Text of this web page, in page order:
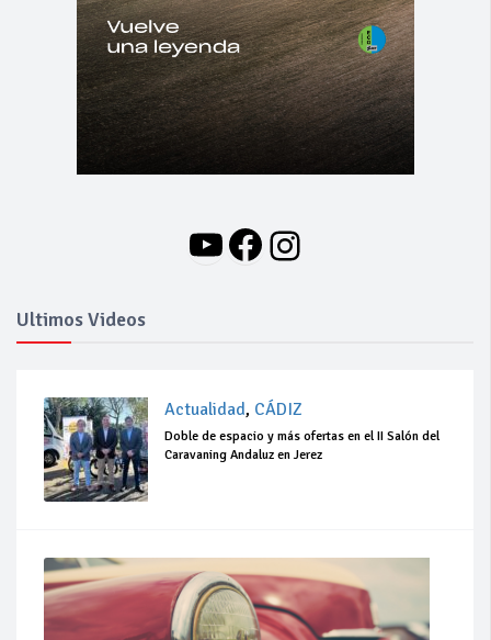
YouTube
Facebook
Instagram
Ultimos Videos
Actualidad, CÁDIZ
Doble de espacio y más ofertas en el II Salón del
Caravaning Andaluz en Jerez